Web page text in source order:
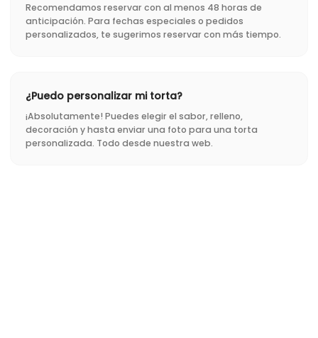
Recomendamos reservar con al menos 48 horas de
anticipación. Para fechas especiales o pedidos
personalizados, te sugerimos reservar con más tiempo.
¿Puedo personalizar mi torta?
¡Absolutamente! Puedes elegir el sabor, relleno,
decoración y hasta enviar una foto para una torta
personalizada. Todo desde nuestra web.